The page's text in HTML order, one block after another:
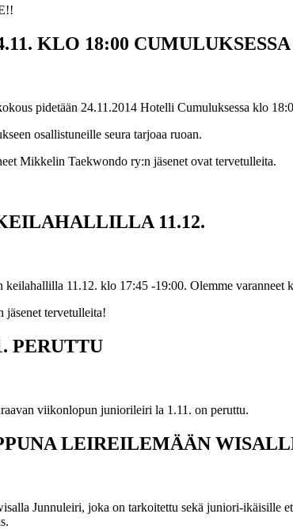
KLO 18:00 CUMULUKSESSA
pidetään 24.11.2014 Hotelli Cumuluksessa klo
osallistuneille seura tarjoaa ruoan.
Mikkelin Taekwondo ry:n jäsenet ovat tervetulleita.
11.12.
keilahallilla 11.12. klo 17:45 -19:00. Olemme
jäsenet tervetulleita!
PERUTTU
viikonlopun juniorileiri la 1.11. on peruttu.
LEIREILEMÄÄN
Junnuleiri, joka on tarkoitettu sekä juniori-